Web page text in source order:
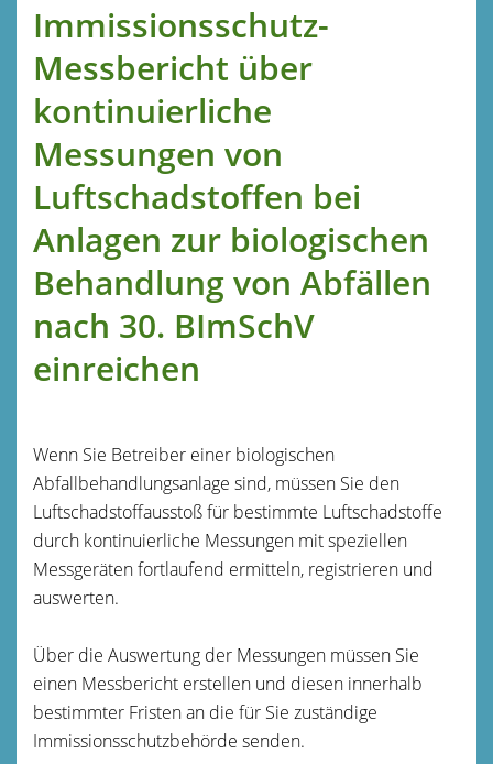
Immissionsschutz-
Messbericht über
kontinuierliche
Messungen von
Luftschadstoffen bei
Anlagen zur biologischen
Behandlung von Abfällen
nach 30. BImSchV
einreichen
Wenn Sie Betreiber einer biologischen
Abfallbehandlungsanlage sind, müssen Sie den
Luftschadstoffausstoß für bestimmte Luftschadstoffe
durch kontinuierliche Messungen mit speziellen
Messgeräten fortlaufend ermitteln, registrieren und
auswerten.
Über die Auswertung der Messungen müssen Sie
einen Messbericht erstellen und diesen innerhalb
bestimmter Fristen an die für Sie zuständige
Immissionsschutzbehörde senden.